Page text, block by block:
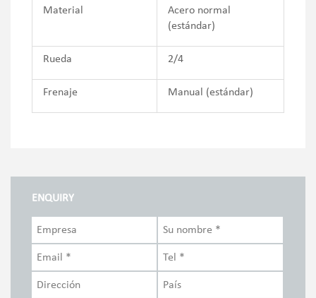
Material
Acero normal
(estándar)
Rueda 2/4
Frenaje Manual (estándar)
ENQUIRY